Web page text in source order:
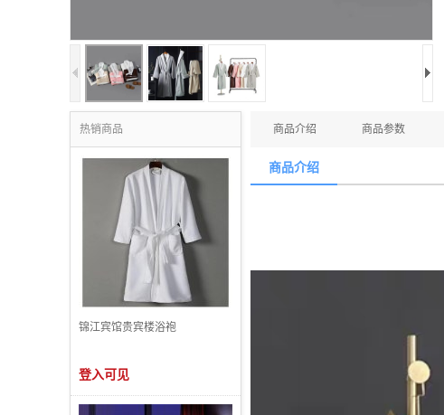
热销商品
锦江宾馆贵宾楼浴袍
登入可见
商品介绍 商品参数
商品介绍